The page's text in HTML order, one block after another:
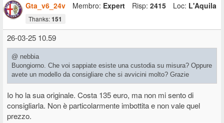
Gta_v6_24v
Membro: Expert Risp: 2415 Loc: L'Aquila
Thanks:151
26-03-25 10.59
@ nebbia
Buongiorno. Che voi sappiate esiste una custodia su misura? Oppure
avete un modello da consigliare che si avvicini molto? Grazie
Io ho la sua originale. Costa 135 euro, ma non mi sento di
consigliarla. Non è particolarmente imbottita e non vale quel
prezzo.